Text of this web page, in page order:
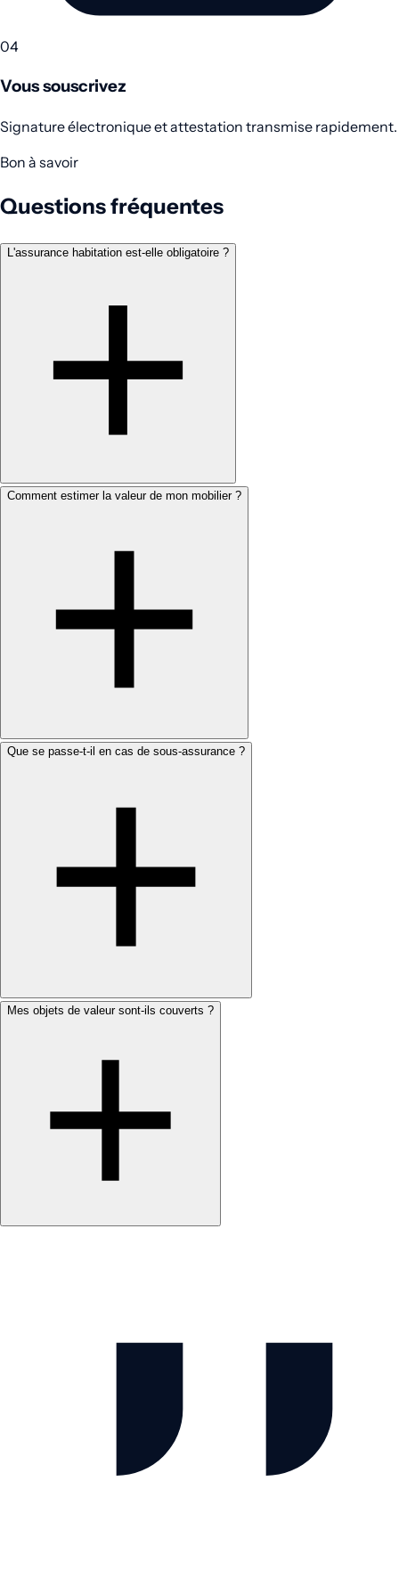
04
Vous souscrivez
Signature électronique et attestation transmise rapidement.
Bon à savoir
Questions fréquentes
L'assurance habitation est-elle obligatoire ?
Comment estimer la valeur de mon mobilier ?
Que se passe-t-il en cas de sous-assurance ?
Mes objets de valeur sont-ils couverts ?